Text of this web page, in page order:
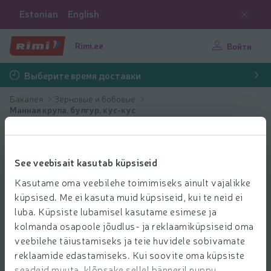
See veebisait kasutab küpsiseid
Kasutame oma veebilehe toimimiseks ainult vajalikke
küpsised. Me ei kasuta muid küpsiseid, kui te neid ei
luba. Küpsiste lubamisel kasutame esimese ja
kolmanda osapoole jõudlus- ja reklaamiküpsiseid oma
veebilehe täiustamiseks ja teie huvidele sobivamate
reklaamide edastamiseks. Kui soovite oma küpsiste
Estonian English
Rimi.ee Войти
Выберите время доставки
Бакалея
Зерновые и бобовые
Манная крупа, булгур, кус-кус